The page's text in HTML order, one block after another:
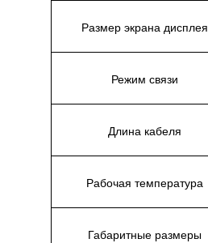
Размер экрана дисплея
Режим связи
Длина кабеля
Рабочая температура
Габаритные размеры